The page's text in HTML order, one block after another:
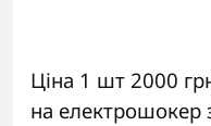
Ціна 1 шт 2000
на електрошокер